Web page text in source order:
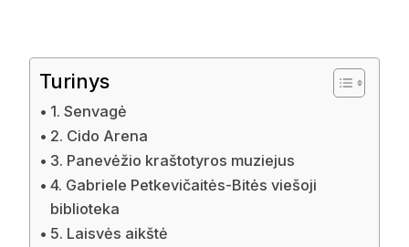
Turinys
1. Senvagė
2. Cido Arena
3. Panevėžio kraštotyros muziejus
4. Gabriele Petkevičaitės-Bitės viešoji
biblioteka
5. Laisvės aikštė